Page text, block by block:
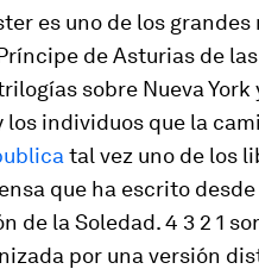
es uno de los
de Asturias de
sobre Nueva
los individuos que la
tal vez uno de los
que ha escrito
de la Soledad. 4 3 2 1
por una versión